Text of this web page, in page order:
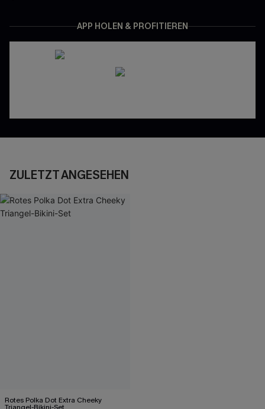
APP HOLEN & PROFITIEREN
ZULETZT ANGESEHEN
Rotes Polka Dot Extra Cheeky
Triangel-Bikini-Set